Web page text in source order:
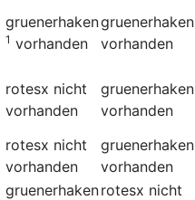
gruenerhaken
1 vorhanden
gruenerhaken
vorhanden
rotesx nicht
vorhanden
gruenerhaken
vorhanden
rotesx nicht
vorhanden
gruenerhaken
vorhanden
gruenerhakenrotesx nicht